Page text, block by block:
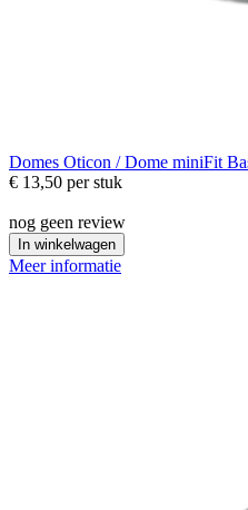
Domes Oticon / Dome miniFit
€ 13,50 per stuk
nog geen review
In winkelwagen
Meer informatie